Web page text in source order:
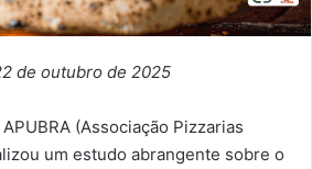
de outubro de 2025
(Associação Pizzarias
um estudo abrangente sobre o